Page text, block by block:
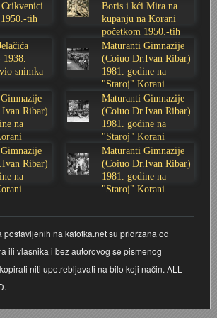
poplava 1939.
potkivačkih čavala Mustad-Karlovac
klub Velebit
poplava 4. 12. 1966.
stanica na Korzu
klub
i jedinstva 13. lipnja 1965. godine
turizam
1987. - Le Cinema
Hrvatskog doma
Perazić, Davor Tolja (Denis&Denis) i Edi
Gimnazije 1988. godine
grad - Trojanski konj (epizoda)
čestitke
Grgeca - 1998.
Patkica
23. kolovoza 1995.
škola - ratne godine
Halovanić - Ratne godine
Doroteje - 1991.
salon Gerber (Kopf) - utemeljen 1924.
i Ekonomska zbornica - Igor Mihelić
fotograf Josip Žunić
Perušić - Nogomet
- karlovačka Žuži
tih
Boris i kći Mira na
kupanju na Korani
početkom 1950.-tih
godina
snimka
Maturanti Gimnazije
(Coiuo Dr.Ivan Ribar)
1981. godine na
"Staroj" Korani
Ribar)
na
Maturanti Gimnazije
(Coiuo Dr.Ivan Ribar)
1981. godine na
"Staroj" Korani
Ribar)
na
Maturanti Gimnazije
(Coiuo Dr.Ivan Ribar)
1981. godine na
"Staroj" Korani
postavljenih na kafotka.net su pridržana od
ili vlasnika i bez autorovog se pismenog
niti upotrebljavati na bilo koji način. ALL